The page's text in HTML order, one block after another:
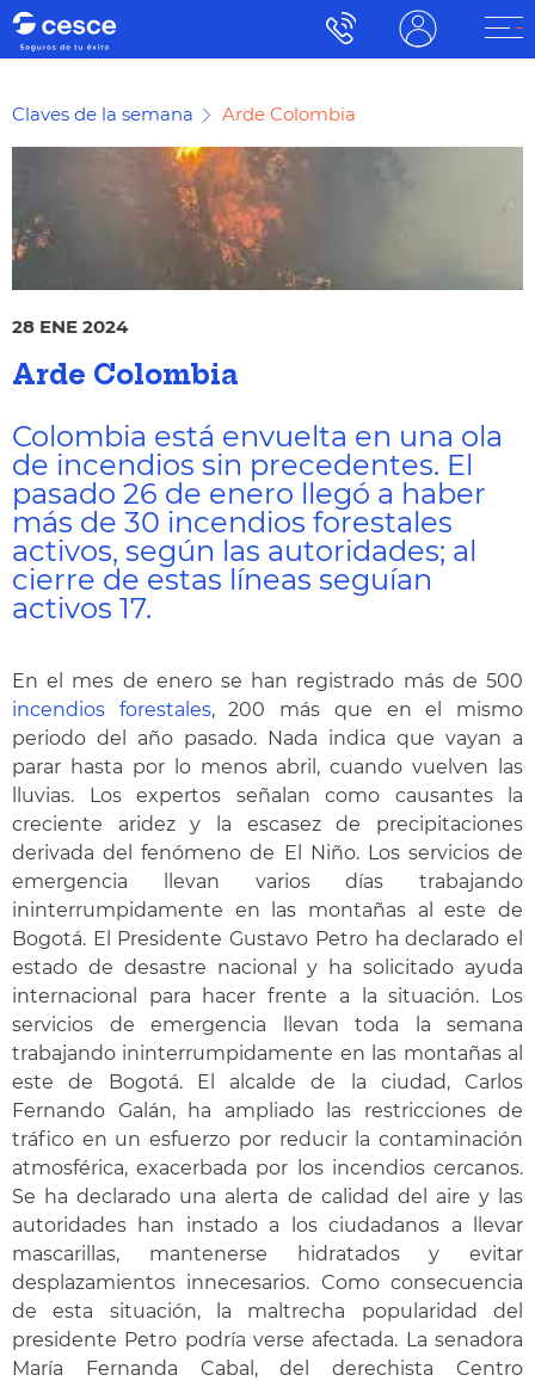
Claves de la semana Arde Colombia
28 ENE 2024
Arde Colombia
Colombia está envuelta en una ola
de incendios sin precedentes. El
pasado 26 de enero llegó a haber
más de 30 incendios forestales
activos, según las autoridades; al
cierre de estas líneas seguían
activos 17.
En el mes de enero se han registrado más de 500
incendios forestales, 200 más que en el mismo
periodo del año pasado. Nada indica que vayan a
parar hasta por lo menos abril, cuando vuelven las
lluvias. Los expertos señalan como causantes la
creciente aridez y la escasez de precipitaciones
derivada del fenómeno de El Niño. Los servicios de
emergencia llevan varios días trabajando
ininterrumpidamente en las montañas al este de
Bogotá. El Presidente Gustavo Petro ha declarado el
estado de desastre nacional y ha solicitado ayuda
internacional para hacer frente a la situación. Los
servicios de emergencia llevan toda la semana
trabajando ininterrumpidamente en las montañas al
este de Bogotá. El alcalde de la ciudad, Carlos
Fernando Galán, ha ampliado las restricciones de
tráfico en un esfuerzo por reducir la contaminación
atmosférica, exacerbada por los incendios cercanos.
Se ha declarado una alerta de calidad del aire y las
autoridades han instado a los ciudadanos a llevar
mascarillas, mantenerse hidratados y evitar
desplazamientos innecesarios. Como consecuencia
de esta situación, la maltrecha popularidad del
presidente Petro podría verse afectada. La senadora
María Fernanda Cabal, del derechista Centro